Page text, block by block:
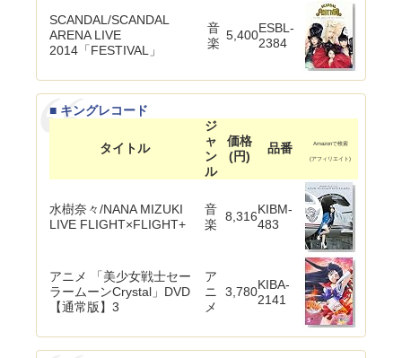
SCANDAL/SCANDAL
ARENA LIVE
2014「FESTIVAL」
音
楽
5,400ESBL-
2384
■ キングレコード
タイトル
ジ
ャ
ン
ル
価格
(円)
品番 Amazonで検索
(アフィリエイト)
水樹奈々/NANA MIZUKI
LIVE FLIGHT×FLIGHT+
音
楽
8,316KIBM-
483
アニメ 「美少女戦士セー
ラームーンCrystal」DVD
【通常版】3
ア
ニ
メ
3,780KIBA-
2141